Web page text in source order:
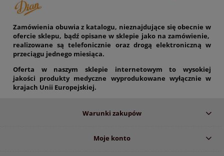
Zamówienia obuwia z katalogu, nieznajdujące się obecnie w
ofercie sklepu, bądź opisane w sklepie jako na zamówienie,
realizowane są telefonicznie oraz drogą elektroniczną w
przeciągu jednego miesiąca.
Oferta w naszym sklepie internetowym to wysokiej
jakości produkty medyczne wyprodukowane wyłącznie w
krajach Unii Europejskiej.
Warunki zakupów
Moje konto